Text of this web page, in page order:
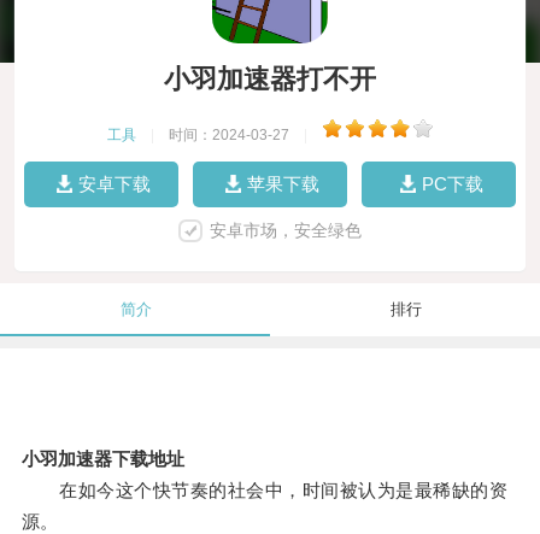
小羽加速器打不开
工具 时间：2024-03-27
安卓下载 苹果下载 PC下载
安卓市场，安全绿色
简介 排行
小羽加速器下载地址
在如今这个快节奏的社会中，时间被认为是最稀缺的资
源。